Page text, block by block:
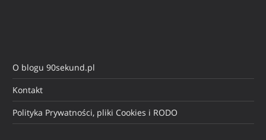
O blogu 90sekund.pl
Kontakt
Polityka Prywatności, pliki Cookies i RODO